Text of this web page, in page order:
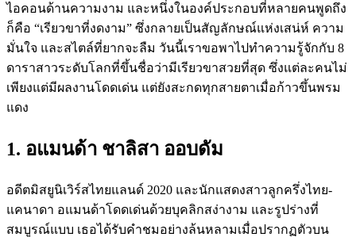
ไอคอนด้านความงาม และหนึ่งในองค์ประกอบที่หลายคนพูดถึง
ก็คือ “เรียวขาที่งดงาม” ซึ่งกลายเป็นสัญลักษณ์แห่งเสน่ห์ ความ
มั่นใจ และสไตล์ที่ยากจะลืม วันนี้เราขอพาไปทำความรู้จักกับ 8
ดาราสาวระดับโลกที่ขึ้นชื่อว่ามีเรียวขาสวยที่สุด ซึ่งแต่ละคนไม่
เพียงแต่มีผลงานโดดเด่น แต่ยังสะกดทุกสายตาเมื่อก้าวขึ้นพรม
แดง
1. อแมนด้า ชาลิสา ออบดัม
อดีตมิสยูนิเวิร์สไทยแลนด์ 2020 และนักแสดงสาวลูกครึ่งไทย-
แคนาดา อแมนด้าโดดเด่นด้วยบุคลิกสง่างาม และรูปร่างที่
สมบูรณ์แบบ เธอได้รับคำชมอย่างล้นหลามเมื่อปรากฏตัวบน